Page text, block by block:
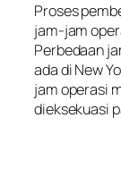
Proses
jam-jam
Perbedaan
ada di New
jam operasi
dieksekuasi